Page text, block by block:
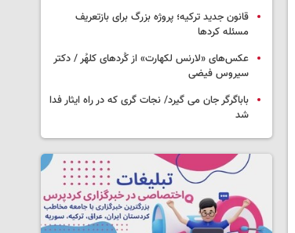
قانون جدید ترکیه؛ پروژه بزرگ‌ برای بازتعریف
مسئله کردها
عکس‌های «لارنس لکهارت» از کُردهای کلهُر / دکتر
سیروس فیضی
باباگرگر جان می گیرد/ نجات گری که در راه ایثار فدا
شد